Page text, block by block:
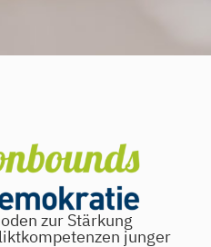
zur Stärkung
junger